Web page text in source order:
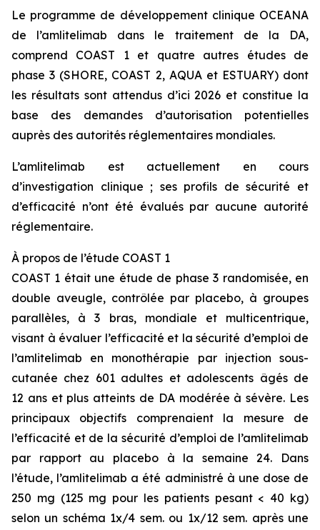
Le programme de développement clinique OCEANA
de l’amlitelimab dans le traitement de la DA,
comprend COAST 1 et quatre autres études de
phase 3 (SHORE, COAST 2, AQUA et ESTUARY) dont
les résultats sont attendus d’ici 2026 et constitue la
base des demandes d’autorisation potentielles
auprès des autorités réglementaires mondiales.
L’amlitelimab est actuellement en cours
d’investigation clinique ; ses profils de sécurité et
d’efficacité n’ont été évalués par aucune autorité
réglementaire.
À propos de l’étude COAST 1
COAST 1 était une étude de phase 3 randomisée, en
double aveugle, contrôlée par placebo, à groupes
parallèles, à 3 bras, mondiale et multicentrique,
visant à évaluer l’efficacité et la sécurité d’emploi de
l’amlitelimab en monothérapie par injection sous-
cutanée chez 601 adultes et adolescents âgés de
12 ans et plus atteints de DA modérée à sévère. Les
principaux objectifs comprenaient la mesure de
l’efficacité et de la sécurité d’emploi de l’amlitelimab
par rapport au placebo à la semaine 24. Dans
l’étude, l’amlitelimab a été administré à une dose de
250 mg (125 mg pour les patients pesant < 40 kg)
selon un schéma 1x/4 sem. ou 1x/12 sem. après une